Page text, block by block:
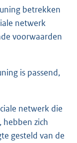
betrekken
netwerk
voorwaarden
is passend,
netwerk die
hebben zich
gesteld van de